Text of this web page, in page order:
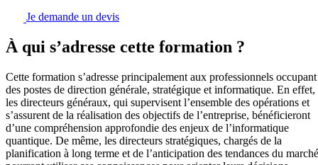
Je demande un devis
À qui s’adresse cette formation ?
Cette formation s’adresse principalement aux professionnels occupant
des postes de direction générale, stratégique et informatique. En effet,
les directeurs généraux, qui supervisent l’ensemble des opérations et
s’assurent de la réalisation des objectifs de l’entreprise, bénéficieront
d’une compréhension approfondie des enjeux de l’informatique
quantique. De même, les directeurs stratégiques, chargés de la
planification à long terme et de l’anticipation des tendances du